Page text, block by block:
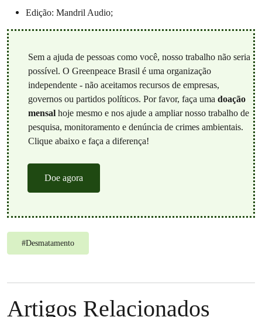
Edição: Mandril Audio;
Sem a ajuda de pessoas como você, nosso trabalho não seria
possível. O Greenpeace Brasil é uma organização
independente - não aceitamos recursos de empresas,
governos ou partidos políticos. Por favor, faça uma doação
mensalhoje mesmo e nos ajude a ampliar nosso trabalho de
pesquisa, monitoramento e denúncia de crimes ambientais.
Clique abaixo e faça a diferença!
Doe agora
#Desmatamento
Artigos Relacionados